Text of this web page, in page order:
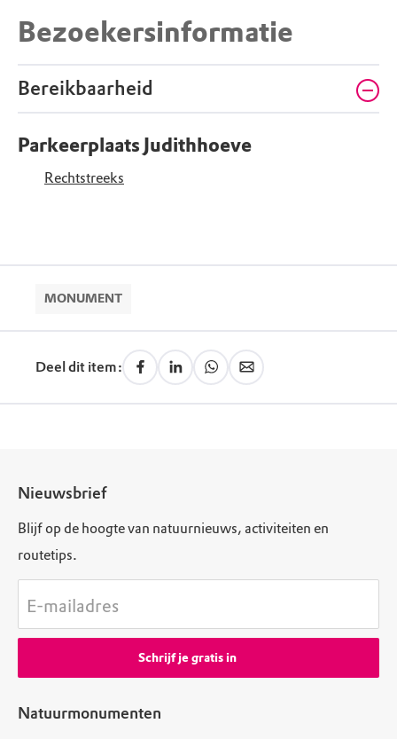
Bezoekersinformatie
Bereikbaarheid
Parkeerplaats Judithhoeve
Rechtstreeks
MONUMENT
Deel dit item:
Natuurmonumenten
Nieuwsbrief
Blijf op de hoogte van natuurnieuws, activiteiten en
routetips.
E-mailadres
Schrijf je gratis in